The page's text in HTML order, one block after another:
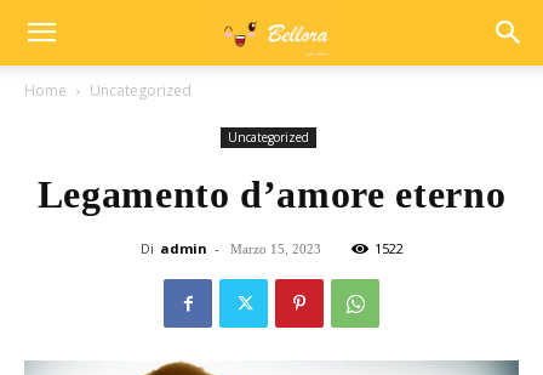
Home Uncategorized
Uncategorized
Legamento d’amore eterno
Di admin - Marzo 15, 2023 1522